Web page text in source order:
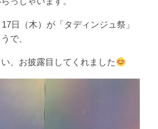
日（木）が「タディンジュ祭」
で、
、お披露目してくれました